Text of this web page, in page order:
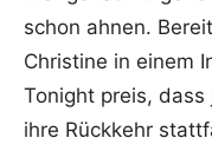
schon ahnen.
Christine in einem
Tonight preis,
ihre Rückkehr